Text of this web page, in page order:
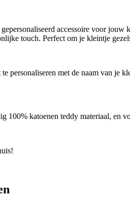
accessoire voor
touch. Perfect om je kleintje
personaliseren met de naam van
100% katoenen teddy materiaal,